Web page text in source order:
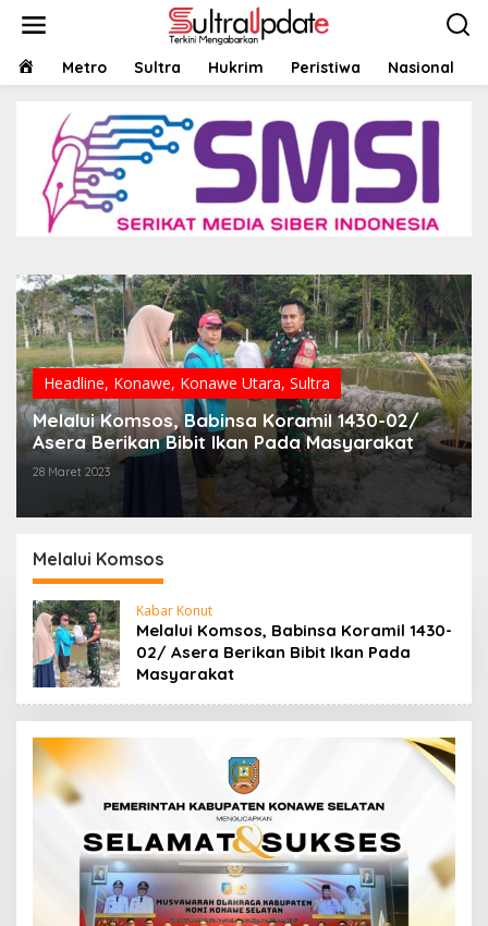
HOMEMetro Sultra Hukrim Peristiwa Nasional
Headline, Konawe, Konawe Utara, Sultra
Melalui Komsos, Babinsa Koramil 1430-02/
Asera Berikan Bibit Ikan Pada Masyarakat
28 Maret 2023
Melalui Komsos
Kabar Konut
Melalui Komsos, Babinsa Koramil 1430-
02/ Asera Berikan Bibit Ikan Pada
Masyarakat